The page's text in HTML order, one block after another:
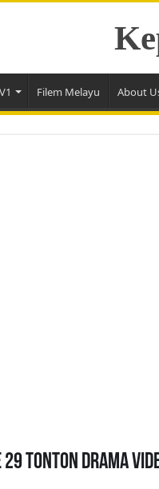
Filem Melayu About
Tonton Drama